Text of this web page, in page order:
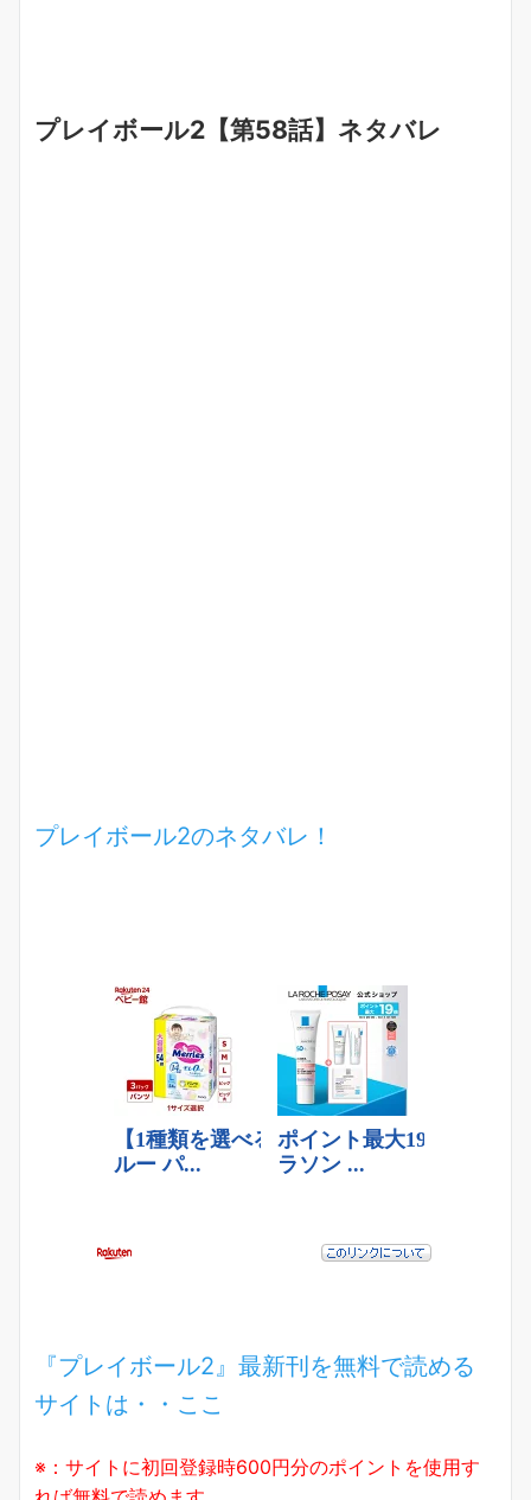
プレイボール2【第58話】ネタバレ
プレイボール2のネタバレ！
『プレイボール2』最新刊を無料で読める
サイトは・・ここ
※：サイトに初回登録時600円分のポイントを使用す